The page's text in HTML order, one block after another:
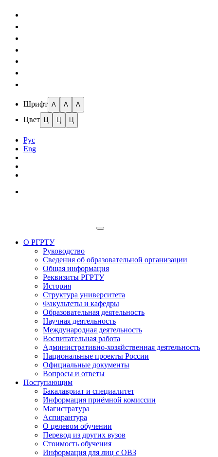
Шрифт A A A
Цвет Ц Ц Ц
Рус
Eng
О РГРТУ
Руководство
Сведения об образовательной организации
Общая информация
Реквизиты РГРТУ
История
Структура университета
Факультеты и кафедры
Образовательная деятельность
Научная деятельность
Международная деятельность
Воспитательная работа
Административно-хозяйственная деятельность
Национальные проекты России
Официальные документы
Вопросы и ответы
Поступающим
Бакалавриат и специалитет
Информация приёмной комиссии
Магистратура
Аспирантура
О целевом обучении
Перевод из других вузов
Стоимость обучения
Информация для лиц с ОВЗ